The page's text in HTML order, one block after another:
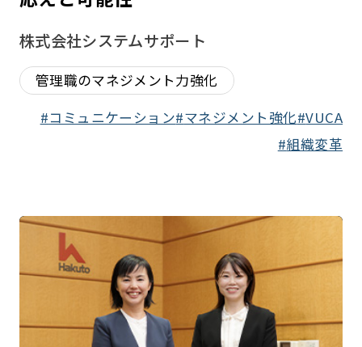
株式会社システムサポート
管理職のマネジメント力強化
コミュニケーション マネジメント強化 VUCA
組織変革